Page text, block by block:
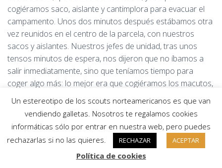
cogiéramos saco, aislante y cantimplora para evacuar el
campamento. Unos dos minutos después estábamos otra
vez reunidos en el centro de la parcela, con nuestros
sacos y aislantes. Nuestros jefes de unidad, tras unos
tensos minutos de espera, nos dijeron que no íbamos a
salir inmediatamente, sino que teníamos tiempo para
coger algo más: lo mejor era que cogiéramos los macutos,
metiendo en ellos lo que consideráramos más necesario o
valioso, y con la idea de que podríamos tener que evacuar
en unos minutos. Esto nos costó algo más: ya no era
coger saco y aislante, sino decidir qué meter en el macuto.
Y, después de hacerlo, miramos lo que quedaba en la
tienda pensando que quizás sería la última vez que
Un estereotipo de los scouts norteamericanos es que van
vendiendo galletas. Nosotros te regalamos cookies
informáticas sólo por entrar en nuestra web, pero puedes
rechazarlas si no las quieres.
RECHAZAR ACEPTAR
Política de cookies